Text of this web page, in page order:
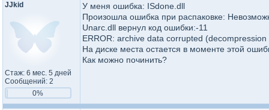
JJkid
Стаж: 6 мес. 5 дней
Сообщений: 2
0%
У меня ошибка: ISdone.dll
Произошла ошибка при распаковке:
Unarc.dll вернул код ошибки:-11
ERROR: archive data corrupted (decompression
На диске места остается в моменте этой
Как можно починить?